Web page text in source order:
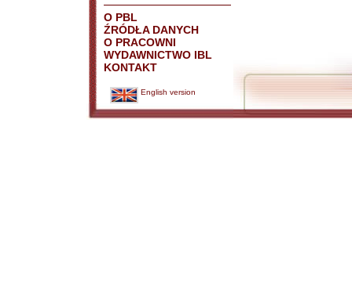
O PBL
ŹRÓDŁA DANYCH
O PRACOWNI
WYDAWNICTWO IBL
KONTAKT
English version